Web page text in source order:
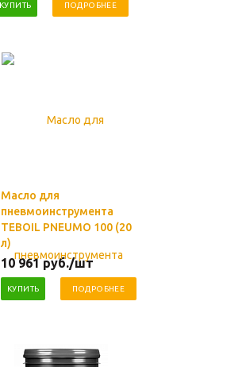
КУПИТЬ ПОДРОБНЕЕ
Масло для
пневмоинструмента
TEBOIL PNEUMO 100 (20
л)
10 961руб./шт
КУПИТЬ ПОДРОБНЕЕ